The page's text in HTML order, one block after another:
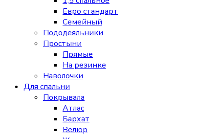
Евро стандарт
Семейный
Пододеяльники
Простыни
Прямые
На резинке
Наволочки
Для спальни
Покрывала
Атлас
Бархат
Велюр